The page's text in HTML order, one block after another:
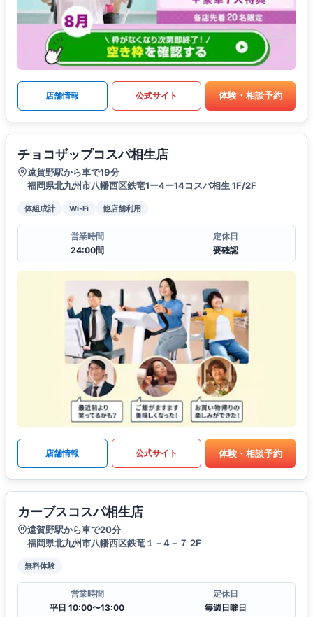
店舗情報 公式サイト 体験・相談予約
チョコザップコスパ相生店
遠賀野駅から車で19分
福岡県北九州市八幡西区鉄竜1ー4ー14コスパ相生 1F/2F
体組成計 Wi-Fi 他店舗利用
営業時間
24:00間
定休日
要確認
店舗情報 公式サイト 体験・相談予約
カーブスコスパ相生店
遠賀野駅から車で20分
福岡県北九州市八幡西区鉄竜１－4－７ 2F
無料体験
営業時間
平日 10:00〜13:00
定休日
毎週日曜日